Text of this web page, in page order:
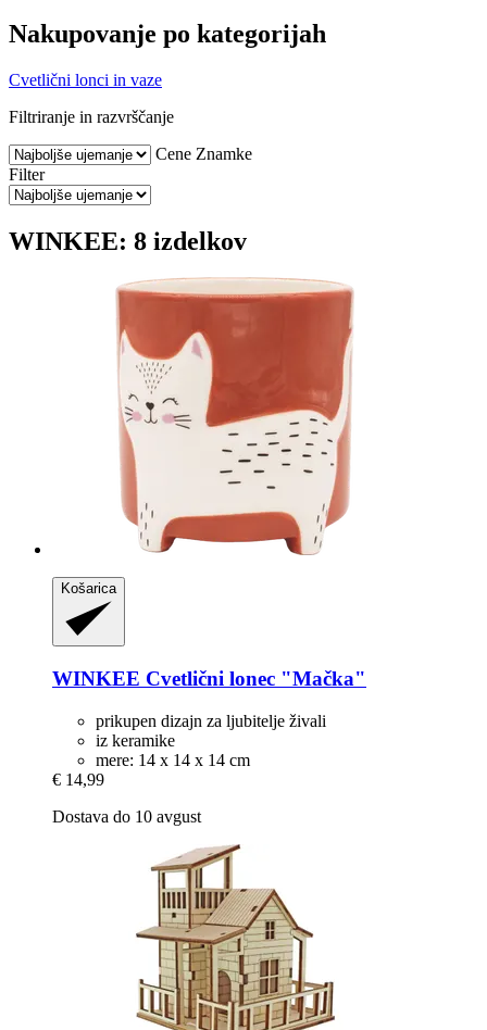
Nakupovanje po kategorijah
Cvetlični lonci in vaze
Filtriranje in razvrščanje
Cene Znamke
Filter
WINKEE: 8 izdelkov
Košarica
WINKEE Cvetlični lonec "Mačka"
prikupen dizajn za ljubitelje živali
iz keramike
mere: 14 x 14 x 14 cm
€ 14,99
Dostava do 10 avgust